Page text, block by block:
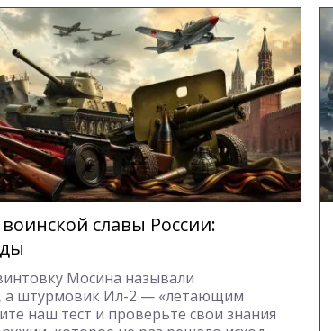
славы России:
Мосина называли
а штурмовик Ил-2 — «летающим
наш тест и проверьте свои знания